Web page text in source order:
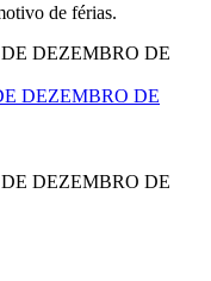
de férias.
DE DEZEMBRO DE
DEZEMBRO DE
DE DEZEMBRO DE